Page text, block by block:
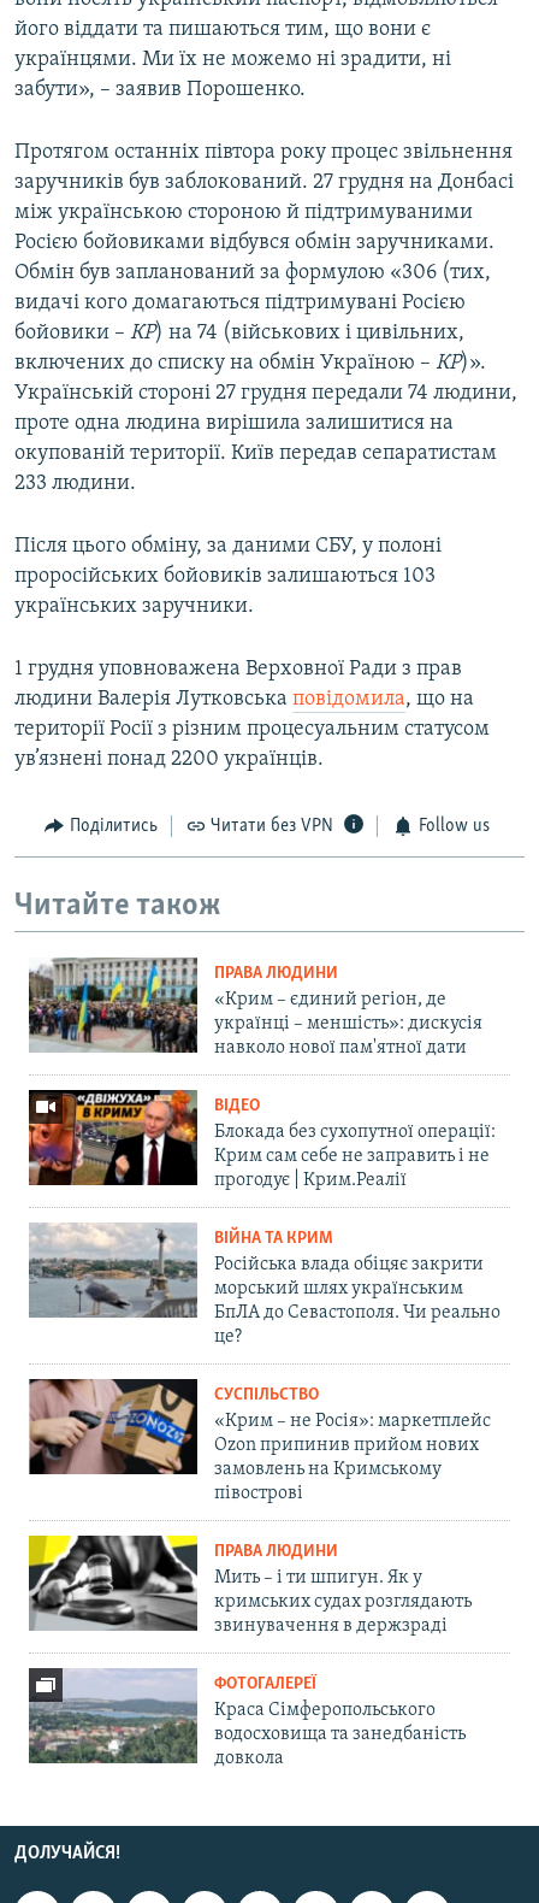
його віддати та пишаються тим, що вони є
українцями. Ми їх не можемо ні зрадити, ні
забути», – заявив Порошенко.
Протягом останніх півтора року процес звільнення
заручників був заблокований. 27 грудня на Донбасі
між українською стороною й підтримуваними
Росією бойовиками відбувся обмін заручниками.
Обмін був запланований за формулою «306 (тих,
видачі кого домагаються підтримувані Росією
бойовики – КР) на 74 (військових і цивільних,
включених до списку на обмін Україною – КР)».
Українській стороні 27 грудня передали 74 людини,
проте одна людина вирішила залишитися на
окупованій території. Київ передав сепаратистам
233 людини.
Після цього обміну, за даними СБУ, у полоні
проросійських бойовиків залишаються 103
українських заручники.
1 грудня уповноважена Верховної Ради з прав
людини Валерія Лутковська повідомила, що на
території Росії з різним процесуальним статусом
ув’язнені понад 2200 українців.
Поділитись Читати без VPN Follow us
Читайте також
ПРАВА ЛЮДИНИ
«Крим – єдиний регіон, де
українці – меншість»: дискусія
навколо нової пам'ятної дати
ВІДЕО
Блокада без сухопутної операції:
Крим сам себе не заправить і не
прогодує | Крим.Реалії
ВІЙНА ТА КРИМ
Російська влада обіцяє закрити
морський шлях українським
БпЛА до Севастополя. Чи реально
це?
СУСПІЛЬСТВО
«Крим – не Росія»: маркетплейс
Ozon припинив прийом нових
замовлень на Кримському
півострові
ПРАВА ЛЮДИНИ
Мить – і ти шпигун. Як у
кримських судах розглядають
звинувачення в держзраді
ФОТОГАЛЕРЕЇ
Краса Сімферопольського
водосховища та занедбаність
довкола
ДОЛУЧАЙСЯ!